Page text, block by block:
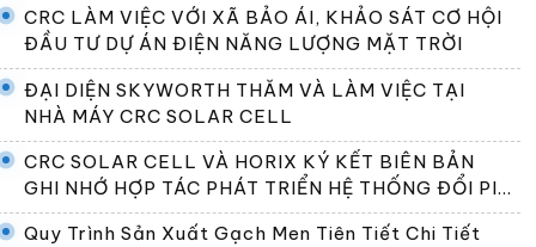
CRC LÀM VIỆC VỚI XÃ BẢO ÁI, KHẢO SÁT CƠ HỘI
ĐẦU TƯ DỰ ÁN ĐIỆN NĂNG LƯỢNG MẶT TRỜI
ĐẠI DIỆN SKYWORTH THĂM VÀ LÀM VIỆC TẠI
NHÀ MÁY CRC SOLAR CELL
CRC SOLAR CELL VÀ HORIX KÝ KẾT BIÊN BẢN
GHI NHỚ HỢP TÁC PHÁT TRIỂN HỆ THỐNG ĐỔI PIN
TẠI VIỆT NAM
Quy Trình Sản Xuất Gạch Men Tiên Tiết Chi Tiết